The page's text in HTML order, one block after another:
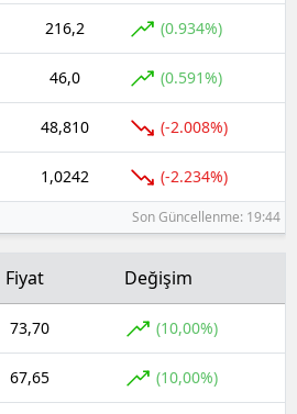
216,2 (0.934%)
46,0 (0.591%)
48,810 (-2.008%)
1,0242 (-2.234%)
Son Güncellenme: 19:44
Fiyat Değişim
73,70 (10,00%)
67,65 (10,00%)